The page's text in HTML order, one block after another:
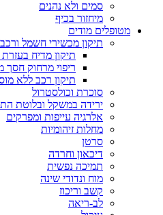
סמים ולא נהנים
מיחזור בכיף
מטופלים מודים
תיקון מכשירי חשמל ורכב
תיקון מדיח בעזרת
ריפוי מרחוק חסך
תיקון רכב ללא
סוכרת וכולסטרול
ירידה במשקל ובלוטת
אלרגיה עייפות ומפרקים
מחלות זיהומיות
סרטן
דיכאון וחרדה
תמיכה נפשית
מוח ונדודי שינה
קשב וריכוז
לב-ריאה